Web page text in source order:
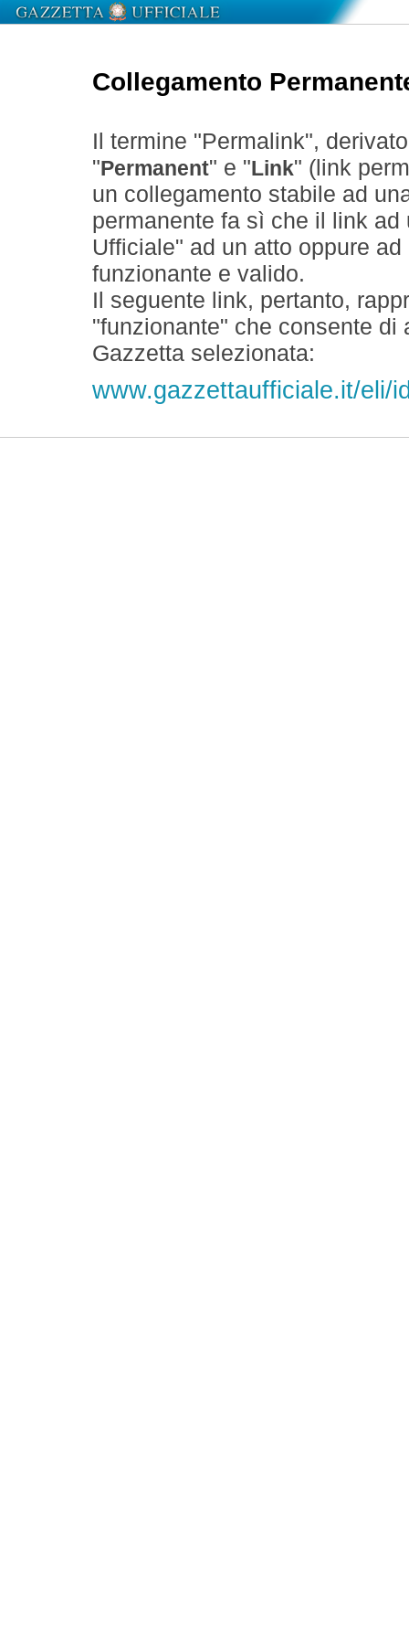
Collegamento
Il termine "Permalink",
" Permanent" e " Link" (link
un collegamento stabile ad
permanente fa sì che il link
Ufficiale" ad un atto oppure
funzionante e valido.
Il seguente link, pertanto,
"funzionante" che consente
Gazzetta selezionata:
www.gazzettaufficiale.it/eli/